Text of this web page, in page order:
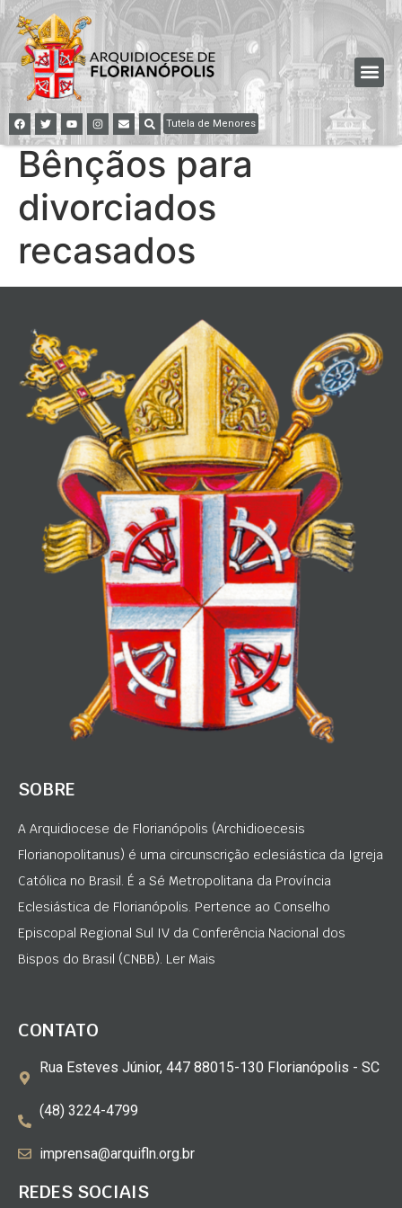
Tutela de Menores
Bênçãos para
divorciados
recasados
SOBRE
A Arquidiocese de Florianópolis (Archidioecesis
Florianopolitanus) é uma circunscrição eclesiástica da Igreja
Católica no Brasil. É a Sé Metropolitana da Província
Eclesiástica de Florianópolis. Pertence ao Conselho
Episcopal Regional Sul IV da Conferência Nacional dos
Bispos do Brasil (CNBB). Ler Mais
CONTATO
Rua Esteves Júnior, 447 88015-130 Florianópolis - SC
(48) 3224-4799
imprensa@arquifln.org.br
REDES SOCIAIS